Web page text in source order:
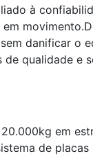
à
danificar o
qualidade e
em
de placas